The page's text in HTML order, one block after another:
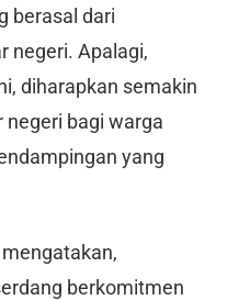
berasal dari
negeri. Apalagi,
diharapkan semakin
negeri bagi warga
yang
berkomitmen